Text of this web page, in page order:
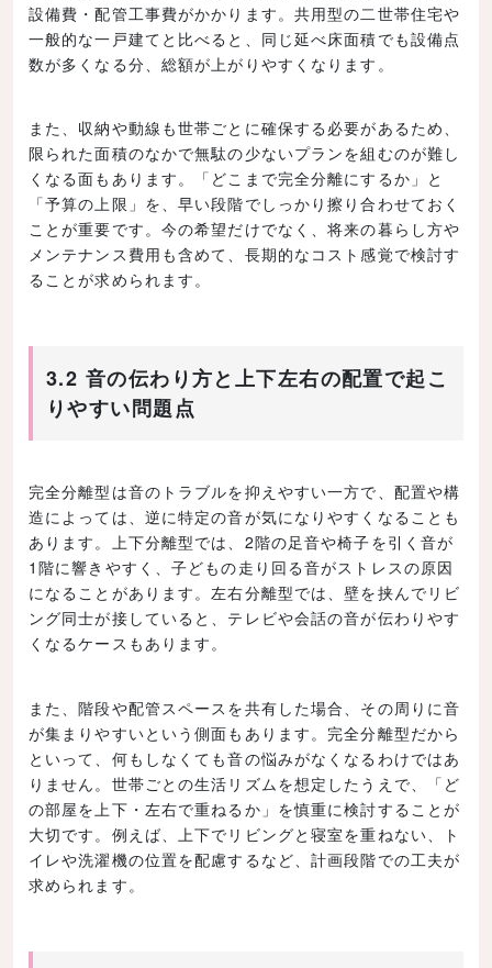
設備費・配管工事費がかかります。共用型の二世帯住宅や
一般的な一戸建てと比べると、同じ延べ床面積でも設備点
数が多くなる分、総額が上がりやすくなります。
また、収納や動線も世帯ごとに確保する必要があるため、
限られた面積のなかで無駄の少ないプランを組むのが難し
くなる面もあります。「どこまで完全分離にするか」と
「予算の上限」を、早い段階でしっかり擦り合わせておく
ことが重要です。今の希望だけでなく、将来の暮らし方や
メンテナンス費用も含めて、長期的なコスト感覚で検討す
ることが求められます。
3.2 音の伝わり方と上下左右の配置で起こ
りやすい問題点
完全分離型は音のトラブルを抑えやすい一方で、配置や構
造によっては、逆に特定の音が気になりやすくなることも
あります。上下分離型では、2階の足音や椅子を引く音が
1階に響きやすく、子どもの走り回る音がストレスの原因
になることがあります。左右分離型では、壁を挟んでリビ
ング同士が接していると、テレビや会話の音が伝わりやす
くなるケースもあります。
また、階段や配管スペースを共有した場合、その周りに音
が集まりやすいという側面もあります。完全分離型だから
といって、何もしなくても音の悩みがなくなるわけではあ
りません。世帯ごとの生活リズムを想定したうえで、「ど
の部屋を上下・左右で重ねるか」を慎重に検討することが
大切です。例えば、上下でリビングと寝室を重ねない、ト
イレや洗濯機の位置を配慮するなど、計画段階での工夫が
求められます。